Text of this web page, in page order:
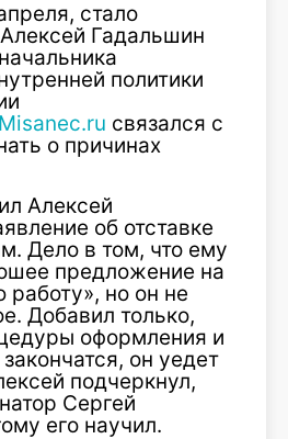
стало
Гадальшин
политики
Misanec.ru связался с
о причинах
Алексей
об отставке
Дело в том, что ему
предложение на
но он не
Добавил только,
оформления и
он уедет
подчеркнул,
Сергей
его научил.